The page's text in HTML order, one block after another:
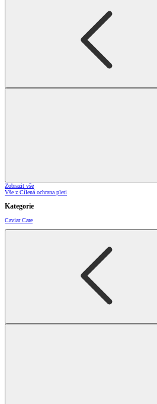
Zobrazit vše
Vše z Cílená ochrana pleti
Kategorie
Caviar Care